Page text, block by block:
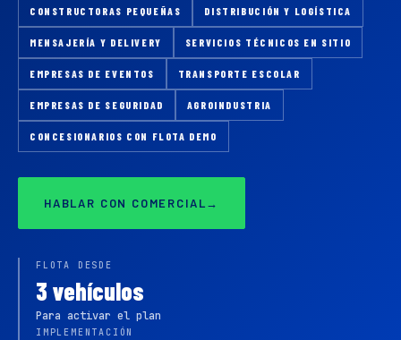
CONSTRUCTORAS PEQUEÑAS DISTRIBUCIÓN Y LOGÍSTICA
MENSAJERÍA Y DELIVERY SERVICIOS TÉCNICOS EN SITIO
EMPRESAS DE EVENTOS TRANSPORTE ESCOLAR
EMPRESAS DE SEGURIDAD AGROINDUSTRIA
CONCESIONARIOS CON FLOTA DEMO
HABLAR CON COMERCIAL→
FLOTA DESDE
3 vehículos
Para activar el plan
IMPLEMENTACIÓN